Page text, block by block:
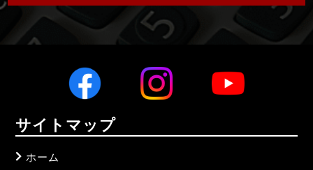
サイトマップ
ホーム